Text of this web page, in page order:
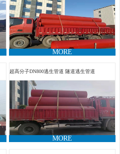
MORE
超高分子DN800逃生管道 隧道逃生管道
MORE